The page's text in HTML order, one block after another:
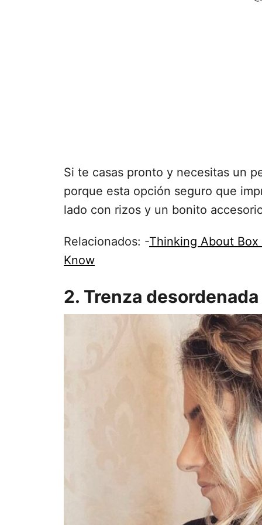
Si te casas pronto y necesitas un
porque esta opción seguro que
lado con rizos y un bonito
Relacionados: -Thinking About Box
Know
2. Trenza